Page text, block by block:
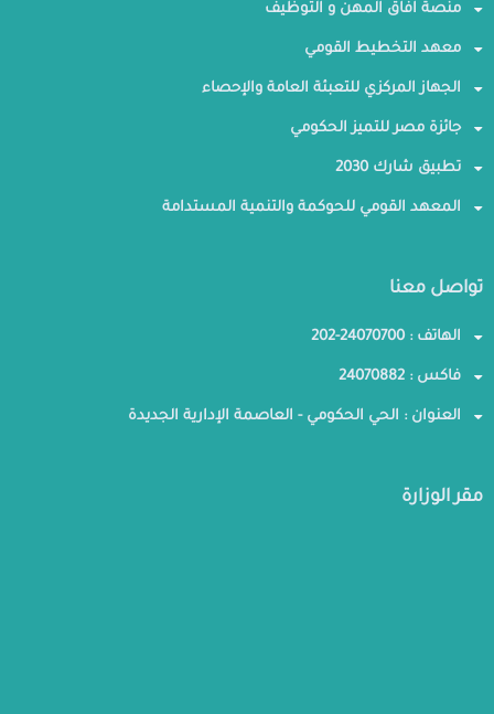
منصة افاق المهن و التوظيف
معهد التخطيط القومي
الجهاز المركزي للتعبئة العامة والإحصاء
جائزة مصر للتميز الحكومي
تطبيق شارك 2030
المعهد القومي للحوكمة والتنمية المستدامة
تواصل معنا
الهاتف : 24070700-202
فاكس : 24070882
العنوان : الحي الحكومي - العاصمة الإدارية الجديدة
مقر الوزارة